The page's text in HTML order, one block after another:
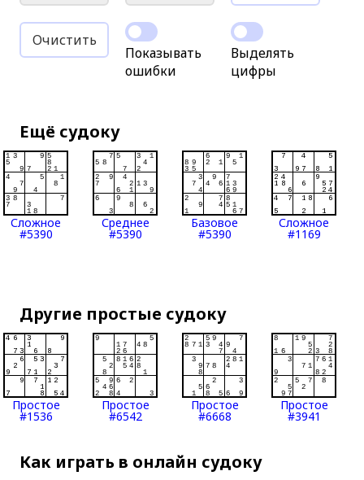
Очистить
Показывать
ошибки
Выделять
цифры
Ещё судоку
Сложное
#5390
Среднее
#5390
Базовое
#5390
Сложное
#1169
Другие простые судоку
Простое
#1536
Простое
#6542
Простое
#6668
Простое
#3941
Как играть в онлайн судоку